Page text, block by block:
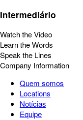
Intermediário
Watch the Video
Learn the Words
Speak the Lines
Company Information
Quem somos
Locations
Notícias
Equipe